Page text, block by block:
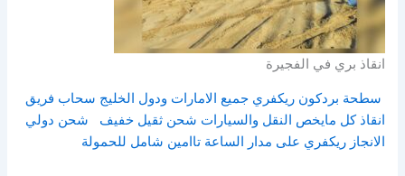
انقاذ بري في الفجيرة
سطحة بردكون ريكفري جميع الامارات ودول الخليج سحاب فريق
انقاذ كل مايخص النقل والسيارات شحن ثقيل خفيف
شحن دولي
الانجاز ريكفري على مدار الساعة تاامين شامل للحمولة